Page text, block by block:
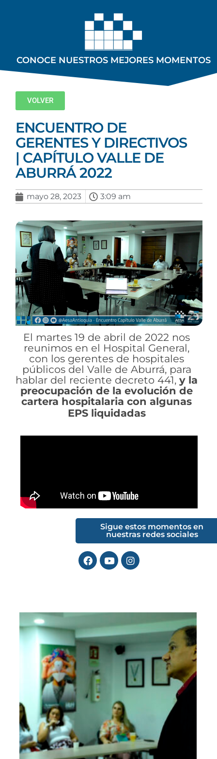
CONOCE NUESTROS MEJORES MOMENTOS
VOLVER
ENCUENTRO DE
GERENTES Y DIRECTIVOS
| CAPÍTULO VALLE DE
ABURRÁ 2022
mayo 28, 2023 3:09 am
El martes 19 de abril de 2022 nos
reunimos en el Hospital General,
con los gerentes de hospitales
públicos del Valle de Aburrá, para
hablar del reciente decreto 441,y la
preocupación de la evolución de
cartera hospitalaria con algunas
EPS liquidadas
Sigue estos momentos en
nuestras redes sociales